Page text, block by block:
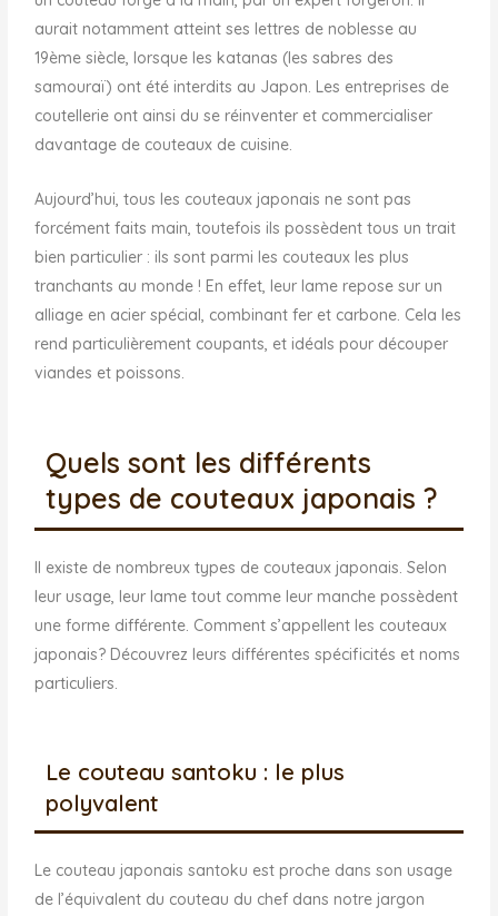
aurait notamment atteint ses lettres de noblesse au
19ème siècle, lorsque les katanas (les sabres des
samouraï) ont été interdits au Japon. Les entreprises de
coutellerie ont ainsi du se réinventer et commercialiser
davantage de couteaux de cuisine.
Aujourd’hui, tous les couteaux japonais ne sont pas
forcément faits main, toutefois ils possèdent tous un trait
bien particulier : ils sont parmi les couteaux les plus
tranchants au monde ! En effet, leur lame repose sur un
alliage en acier spécial, combinant fer et carbone. Cela les
rend particulièrement coupants, et idéals pour découper
viandes et poissons.
Quels sont les différents
types de couteaux japonais ?
Il existe de nombreux types de couteaux japonais. Selon
leur usage, leur lame tout comme leur manche possèdent
une forme différente. Comment s’appellent les couteaux
japonais? Découvrez leurs différentes spécificités et noms
particuliers.
Le couteau santoku : le plus
polyvalent
Le couteau japonais santoku est proche dans son usage
de l’équivalent du couteau du chef dans notre jargon